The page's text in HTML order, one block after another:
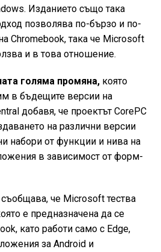
Изданието също така
позволява по-бързо и по-
Chromebook, така че Microsoft
и в това отношение.
голяма промяна,която
в бъдещите версии на
добавя, че проектът CorePC
на различни версии
набори от функции и нива на
в зависимост от форм-
че Microsoft тества
е предназначена да се
като работи само с Edge,
за Android и